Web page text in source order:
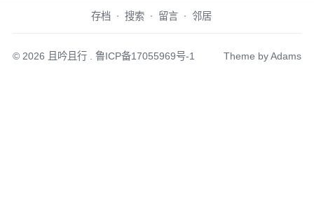
存档 搜索 留言 邻居
© 2026 且吟且行 . 鲁ICP备17055969号-1 Theme byAdams